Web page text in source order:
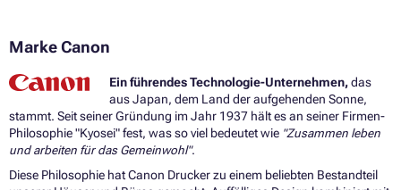
Druckerpatronen CANON PIXMA MG6420
Druckerpatronen CANON PIXMA MG6600 SERIES
Druckerpatronen CANON PIXMA MG6650
Druckerpatronen CANON PIXMA MG7100
Druckerpatronen CANON PIXMA MG7100 SERIES
Druckerpatronen CANON PIXMA MG7120
Druckerpatronen CANON PIXMA MG7150
Druckerpatronen CANON PIXMA MG7500
Marke Canon
Ein führendes Technologie-Unternehmen,das
aus Japan, dem Land der aufgehenden Sonne,
stammt. Seit seiner Gründung im Jahr 1937 hält es an seiner Firmen-
Philosophie "Kyosei" fest, was so viel bedeutet wie "Zusammen leben
und arbeiten für das Gemeinwohl".
Diese Philosophie hat Canon Drucker zu einem beliebten Bestandteil